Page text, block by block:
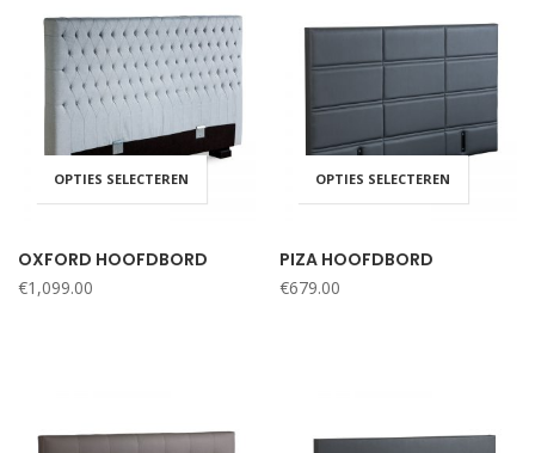
OPTIES SELECTEREN
OXFORD HOOFDBORD
€1,099.00
OPTIES SELECTEREN
PIZA HOOFDBORD
€679.00